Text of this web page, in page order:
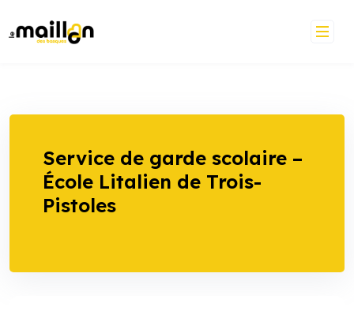
to
Service de garde scolaire –
École Litalien de Trois-
Pistoles